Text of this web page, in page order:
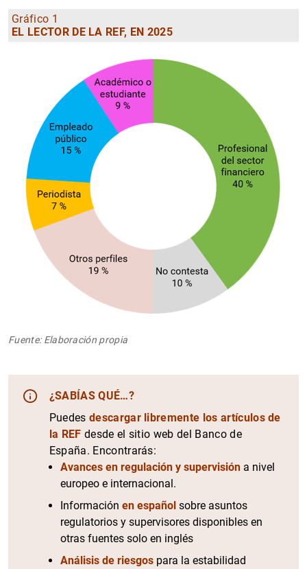
Gráfico 1
EL LECTOR DE LA REF, EN 2025
Fuente: Elaboración propia
¿SABÍAS QUÉ…?
Puedes descargar libremente los artículos de
la REF desde el sitio web del Banco de
España. Encontrarás:
Avances en regulación y supervisióna nivel
europeo e internacional.
Información en españolsobre asuntos
regulatorios y supervisores disponibles en
otras fuentes solo en inglés
Análisis de riesgospara la estabilidad